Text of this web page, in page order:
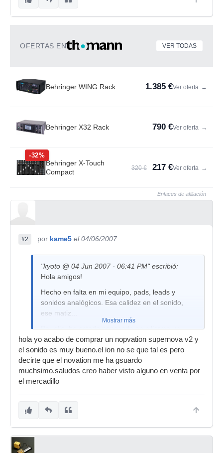
OFERTAS EN VER TODAS
Behringer WING Rack 1.385 €Ver oferta →
Behringer X32 Rack 790 €Ver oferta →
-32%
Behringer X-Touch
Compact
320 € 217 €Ver oferta →
Enlaces de afiliación
#2 por kame5 el 04/06/2007
"kyoto @ 04 Jun 2007 - 06:41 PM" escribió:
Hola amigos!
Hecho en falta en mi equipo, pads, leads y
sonidos analógicos. Esa calidez en el sonido,
ese matiz...
Por ello, he estado pensando en pillarme un
sinte que me ayude en esto. ¿Qué opinión os
merece la serie JX de roland? Un amigo mío lo
tuvo y me dice siempre que sus bajos hacían
que todo vibrase y que su sonido era
espectacular. ¿Qué diferencia habría entre un
¿Vosotros qué me recomendais?
Thanks y un saludo
Mostrar más
hola yo acabo de comprar un nopvation supernova v2 y
el sonido es muy bueno.el ion no se que tal es pero
decirte que el novation me ha gsuardo
muchsimo.saludos creo haber visto alguno en venta por
el mercadillo